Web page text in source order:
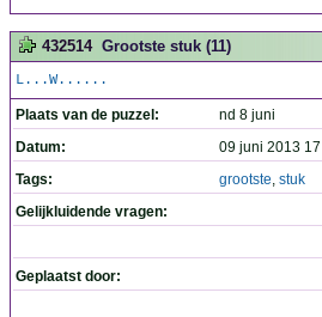
432514 Grootste stuk (11)
L...W......
Plaats van de puzzel:
nd 8 juni
Datum:
09 juni 2013
Tags:
grootste, stuk
Gelijkluidende vragen:
Geplaatst door: